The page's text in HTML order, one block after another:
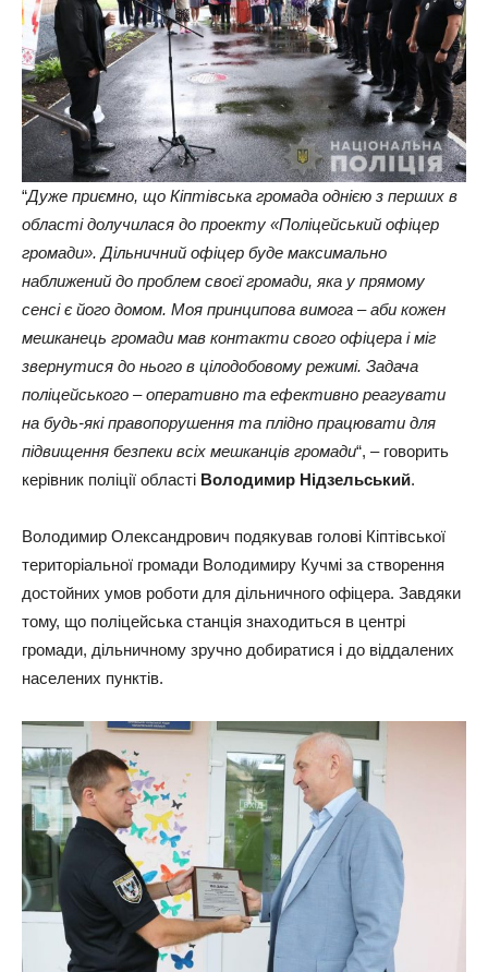
“Дуже приємно, що Кіптівська громада однією з перших в
області долучилася до проекту «Поліцейський офіцер
громади». Дільничний офіцер буде максимально
наближений до проблем своєї громади, яка у прямому
сенсі є його домом. Моя принципова вимога – аби кожен
мешканець громади мав контакти свого офіцера і міг
звернутися до нього в цілодобовому режимі. Задача
поліцейського – оперативно та ефективно реагувати
на будь-які правопорушення та плідно працювати для
підвищення безпеки всіх мешканців громади“, – говорить
керівник поліції області Володимир Нідзельський.
Володимир Олександрович подякував голові Кіптівської
територіальної громади Володимиру Кучмі за створення
достойних умов роботи для дільничного офіцера. Завдяки
тому, що поліцейська станція знаходиться в центрі
громади, дільничному зручно добиратися і до віддалених
населених пунктів.